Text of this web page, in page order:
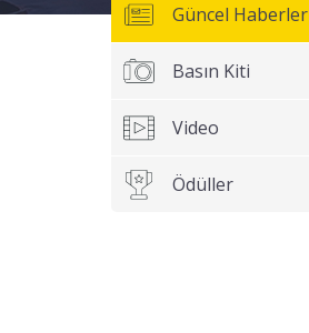
Güncel Haberler
Basın Kiti
Video
Ödüller
Adınız
Soyadınız
Adresiniz